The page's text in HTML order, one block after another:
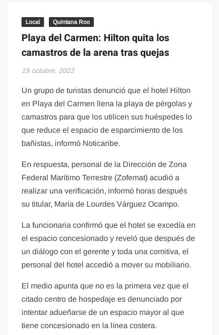
Local Quintana Roo
Playa del Carmen: Hilton quita los
camastros de la arena tras quejas
19 octubre, 2022
Un grupo de turistas denunció que el hotel Hilton
en Playa del Carmen llena la playa de pérgolas y
camastros para que los utilicen sus huéspedes lo
que reduce el espacio de esparcimiento de los
bañistas, informó Noticaribe.
En respuesta, personal de la Dirección de Zona
Federal Marítimo Terrestre (Zofemat) acudió a
realizar una verificación, informó horas después
su titular, María de Lourdes Várguez Ocampo.
La funcionaria confirmó que el hotel se excedía en
el espacio concesionado y reveló que después de
un diálogo con el gerente y toda una comitiva, el
personal del hotel accedió a mover su mobiliario.
El medio apunta que no es la primera vez que el
citado centro de hospedaje es denunciado por
intentar adueñarse de un espacio mayor al que
tiene concesionado en la línea costera.